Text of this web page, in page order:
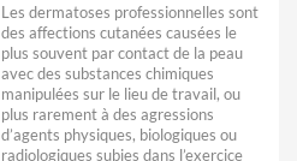
Les dermatoses professionnelles sont
des affections cutanées causées le
plus souvent par contact de la peau
avec des substances chimiques
manipulées sur le lieu de travail, ou
plus rarement à des agressions
d’agents physiques, biologiques ou
radiologiques subies dans l’exercice